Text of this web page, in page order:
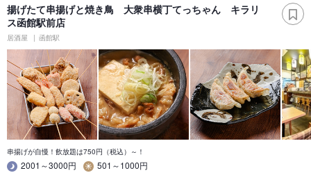
揚げたて串揚げと焼き鳥 大衆串横丁てっちゃん キラリ
ス函館駅前店
居酒屋 函館駅
串揚げが自慢！飲放題は750円（税込）～！
2001～3000円
501～1000円